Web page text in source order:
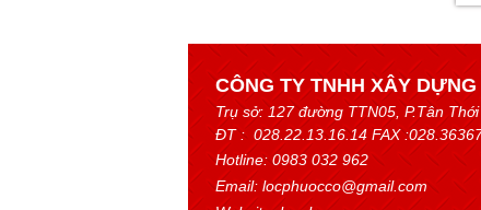
CÔNG TY TNHH XÂY
Trụ sở: 127 đường TTN05, P.Tân
ĐT : 028.22.13.16.14 FAX
Hotline: 0983 032 962
Email: locphuocco@gmail.com